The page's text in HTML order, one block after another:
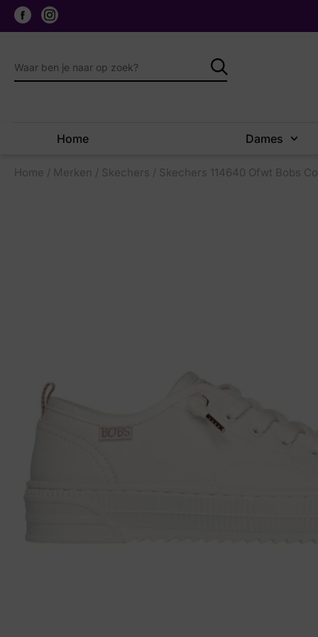
Home Dames
Home / Merken / Skechers / Skechers 114640 Ofwt Bobs